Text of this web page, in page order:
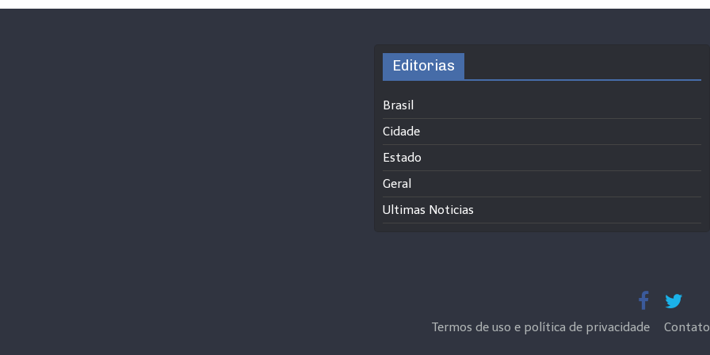
Editorias
Brasil
Cidade
Estado
Geral
Ultimas Noticias
Termos de uso e política de privacidade Contato